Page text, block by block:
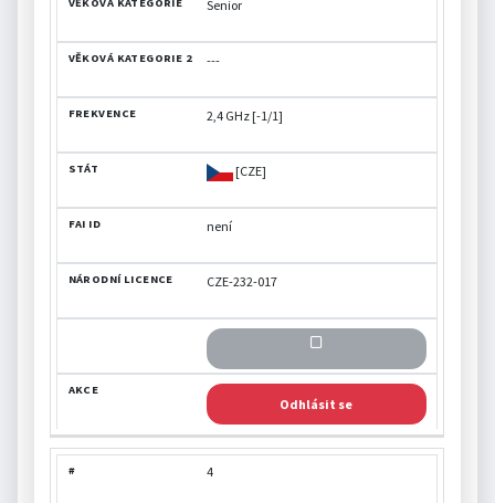
Senior
---
2,4 GHz [-1/1]
[CZE]
není
CZE-232-017
Odhlásit se
4